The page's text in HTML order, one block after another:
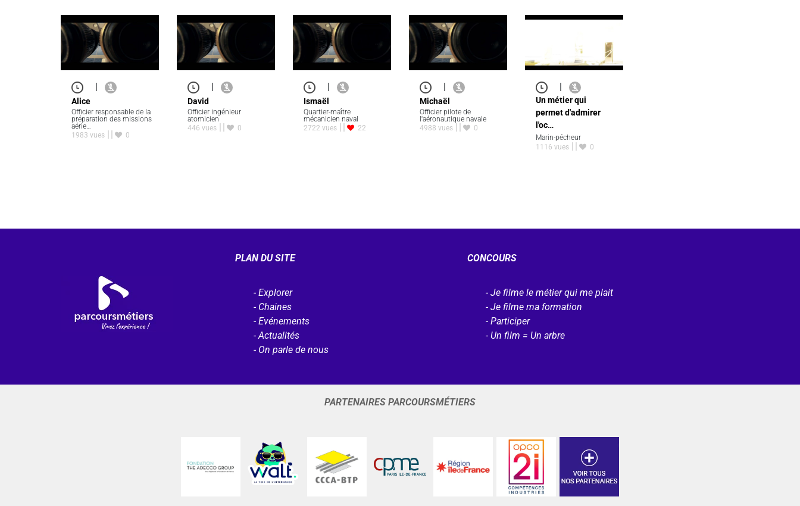
Alice
Officier responsable de la
préparation des missions
aérie…
1983 vues
0
David
Officier ingénieur
atomicien
446 vues
0
Ismaël
Quartier-maître
mécanicien naval
2722 vues
22
Michaël
Officier pilote de
l'aéronautique navale
4988 vues
0
Un métier qui
permet d'admirer
l'oc…
Marin-pécheur
1116 vues
0
PLAN DU SITE
Explorer
Chaines
Evénements
Actualités
On parle de nous
CONCOURS
Je filme le métier qui me plait
Je filme ma formation
Participer
Un film = Un arbre
PARTENAIRES PARCOURSMÉTIERS